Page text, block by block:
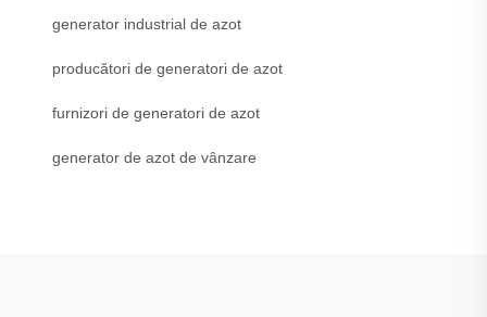
generator industrial de azot
producători de generatori de azot
furnizori de generatori de azot
generator de azot de vânzare